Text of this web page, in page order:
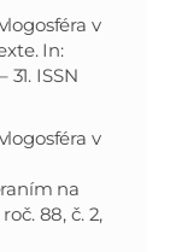
v
In:
31. ISSN
v
na
88, č. 2,